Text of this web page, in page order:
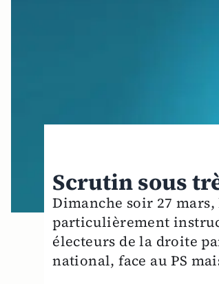
Scrutin sous
Dimanche soir 27
particulièrement
électeurs de la droite
national, face au PS